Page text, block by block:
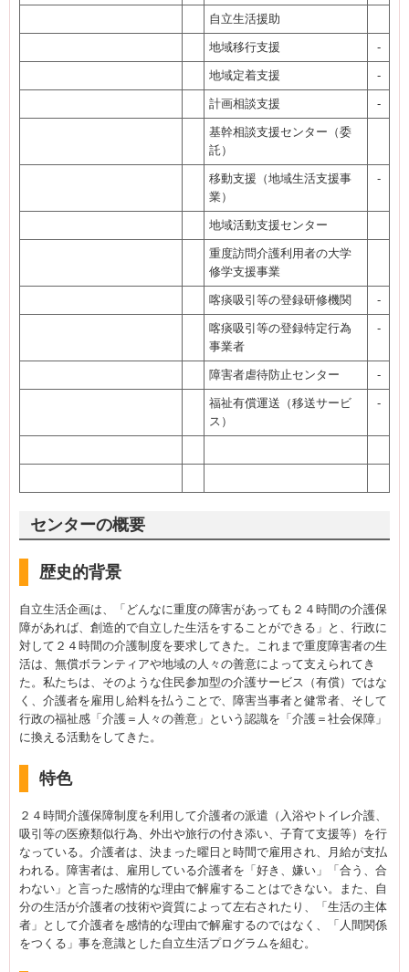
自立生活援助
地域移行支援 -
地域定着支援 -
計画相談支援 -
基幹相談支援センター（委
託）
移動支援（地域生活支援事
業）
-
地域活動支援センター
重度訪問介護利用者の大学
修学支援事業
喀痰吸引等の登録研修機関 -
喀痰吸引等の登録特定行為
事業者
-
障害者虐待防止センター -
福祉有償運送（移送サービ
ス）
-
センターの概要
歴史的背景
自立生活企画は、「どんなに重度の障害があっても２４時間の介護保
障があれば、創造的で自立した生活をすることができる」と、行政に
対して２４時間の介護制度を要求してきた。これまで重度障害者の生
活は、無償ボランティアや地域の人々の善意によって支えられてき
た。私たちは、そのような住民参加型の介護サービス（有償）ではな
く、介護者を雇用し給料を払うことで、障害当事者と健常者、そして
行政の福祉感「介護＝人々の善意」という認識を「介護＝社会保障」
に換える活動をしてきた。
特色
２４時間介護保障制度を利用して介護者の派遣（入浴やトイレ介護、
吸引等の医療類似行為、外出や旅行の付き添い、子育て支援等）を行
なっている。介護者は、決まった曜日と時間で雇用され、月給が支払
われる。障害者は、雇用している介護者を「好き、嫌い」「合う、合
わない」と言った感情的な理由で解雇することはできない。また、自
分の生活が介護者の技術や資質によって左右されたり、「生活の主体
者」として介護者を感情的な理由で解雇するのではなく、「人間関係
をつくる」事を意識とした自立生活プログラムを組む。